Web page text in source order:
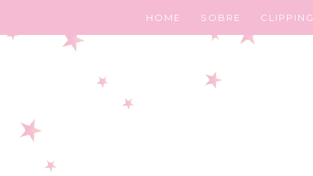
HOME SOBRE CLIPPING